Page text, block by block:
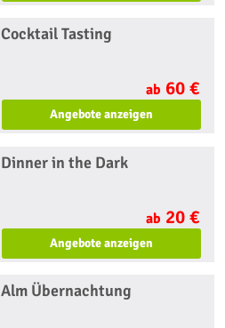
Cocktail Tasting
ab 60 €
Angebote anzeigen
Dinner in the Dark
ab 20 €
Angebote anzeigen
Alm Übernachtung